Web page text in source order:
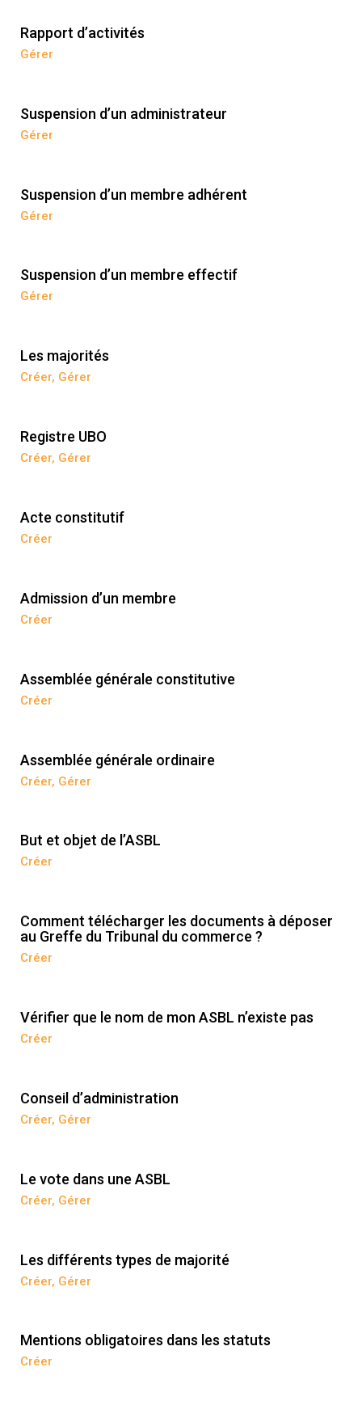
Rapport d’activités
Gérer
Suspension d’un administrateur
Gérer
Suspension d’un membre adhérent
Gérer
Suspension d’un membre effectif
Gérer
Les majorités
Créer, Gérer
Registre UBO
Créer, Gérer
Acte constitutif
Créer
Admission d’un membre
Créer
Assemblée générale constitutive
Créer
Assemblée générale ordinaire
Créer, Gérer
But et objet de l’ASBL
Créer
Comment télécharger les documents à déposer
au Greffe du Tribunal du commerce ?
Créer
Vérifier que le nom de mon ASBL n’existe pas
Créer
Conseil d’administration
Créer, Gérer
Le vote dans une ASBL
Créer, Gérer
Les différents types de majorité
Créer, Gérer
Mentions obligatoires dans les statuts
Créer